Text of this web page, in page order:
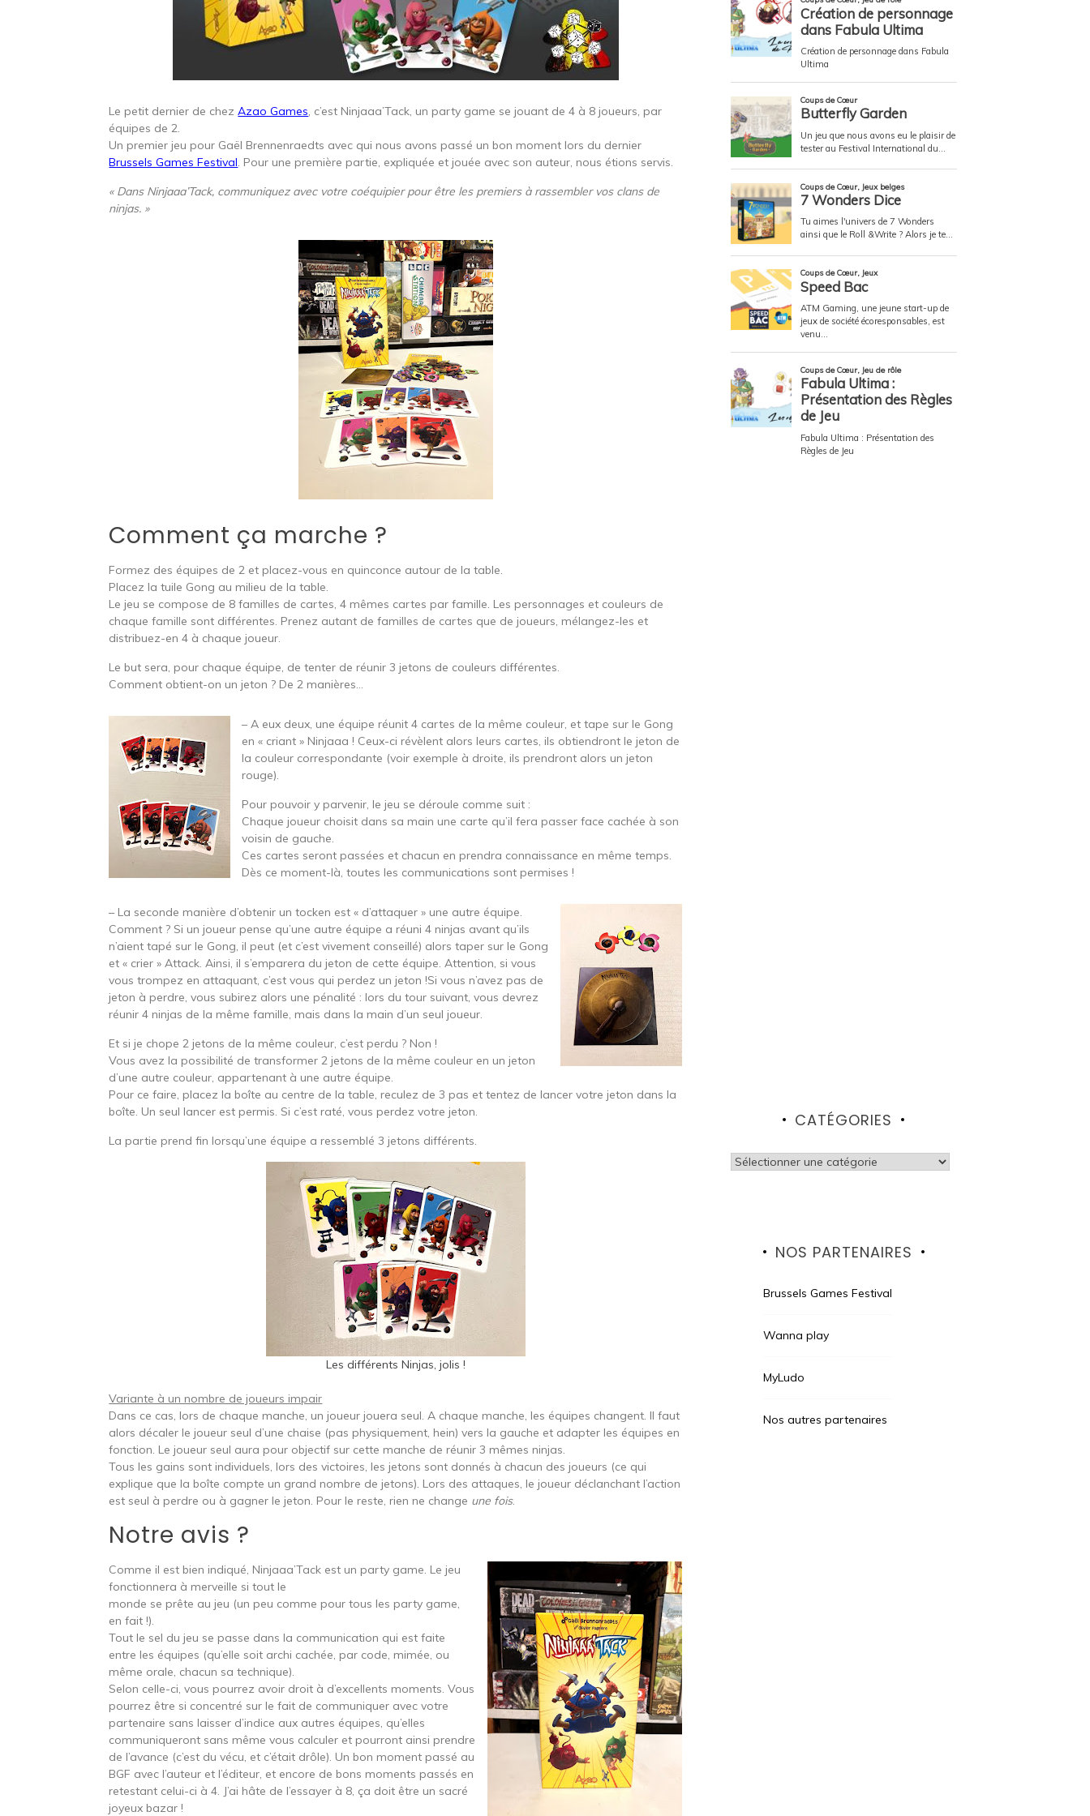
Le petit dernier de chezAzao Games, c’est Ninjaaa’Tack, un party game se jouant de 4 à 8 joueurs, par
équipes de 2.
Un premier jeu pour Gaël Brennenraedts avec qui nous avons passé un bon moment lors du dernier
Brussels Games Festival. Pour une première partie, expliquée et jouée avec son auteur, nous étions servis.
« Dans Ninjaaa’Tack, communiquez avec votre coéquipier pour être les premiers à rassembler vos clans de
ninjas. »
Comment ça marche ?
Formez des équipes de 2 et placez-vous en quinconce autour de la table.
Placez la tuile Gong au milieu de la table.
Le jeu se compose de 8 familles de cartes, 4 mêmes cartes par famille. Les personnages et couleurs de
chaque famille sont différentes. Prenez autant de familles de cartes que de joueurs, mélangez-les et
distribuez-en 4 à chaque joueur.
Le but sera, pour chaque équipe, de tenter de réunir 3 jetons de couleurs différentes.
Comment obtient-on un jeton ? De 2 manières…
– A eux deux, une équipe réunit 4 cartes de la même couleur, et tape sur le Gong
en « criant » Ninjaaa ! Ceux-ci révèlent alors leurs cartes, ils obtiendront le jeton de
la couleur correspondante (voir exemple à droite, ils prendront alors un jeton
rouge).
Pour pouvoir y parvenir, le jeu se déroule comme suit :
Chaque joueur choisit dans sa main une carte qu’il fera passer face cachée à son
voisin de gauche.
Ces cartes seront passées et chacun en prendra connaissance en même temps.
Dès ce moment-là, toutes les communications sont permises !
– La seconde manière d’obtenir un tocken est « d’attaquer » une autre équipe.
Comment ? Si un joueur pense qu’une autre équipe a réuni 4 ninjas avant qu’ils
n’aient tapé sur le Gong, il peut (et c’est vivement conseillé) alors taper sur le Gong
et « crier » Attack. Ainsi, il s’emparera du jeton de cette équipe. Attention, si vous
vous trompez en attaquant, c’est vous qui perdez un jeton !Si vous n’avez pas de
jeton à perdre, vous subirez alors une pénalité : lors du tour suivant, vous devrez
réunir 4 ninjas de la même famille, mais dans la main d’un seul joueur.
Et si je chope 2 jetons de la même couleur, c’est perdu ? Non !
Vous avez la possibilité de transformer 2 jetons de la même couleur en un jeton
d’une autre couleur, appartenant à une autre équipe.
Pour ce faire, placez la boîte au centre de la table, reculez de 3 pas et tentez de lancer votre jeton dans la
boîte. Un seul lancer est permis. Si c’est raté, vous perdez votre jeton.
La partie prend fin lorsqu’une équipe a ressemblé 3 jetons différents.
Les différents Ninjas, jolis !
Variante à un nombre de joueurs impair
Dans ce cas, lors de chaque manche, un joueur jouera seul. A chaque manche, les équipes changent. Il faut
alors décaler le joueur seul d’une chaise (pas physiquement, hein) vers la gauche et adapter les équipes en
fonction. Le joueur seul aura pour objectif sur cette manche de réunir 3 mêmes ninjas.
Tous les gains sont individuels, lors des victoires, les jetons sont donnés à chacun des joueurs (ce qui
explique que la boîte compte un grand nombre de jetons). Lors des attaques, le joueur déclanchant l’action
est seul à perdre ou à gagner le jeton. Pour le reste, rien ne change une fois.
Notre avis ?
Comme il est bien indiqué, Ninjaaa’Tack est un party game. Le jeu
fonctionnera à merveille si tout le
monde se prête au jeu (un peu comme pour tous les party game,
en fait !).
Tout le sel du jeu se passe dans la communication qui est faite
entre les équipes (qu’elle soit archi cachée, par code, mimée, ou
même orale, chacun sa technique).
Selon celle-ci, vous pourrez avoir droit à d’excellents moments. Vous
pourrez être si concentré sur le fait de communiquer avec votre
partenaire sans laisser d’indice aux autres équipes, qu’elles
communiqueront sans même vous calculer et pourront ainsi prendre
de l’avance (c’est du vécu, et c’était drôle). Un bon moment passé au
BGF avec l’auteur et l’éditeur, et encore de bons moments passés en
retestant celui-ci à 4. J’ai hâte de l’essayer à 8, ça doit être un sacré
joyeux bazar !
CATÉGORIES
Catégories
NOS PARTENAIRES
Brussels Games Festival
Wanna play
MyLudo
Nos autres partenaires